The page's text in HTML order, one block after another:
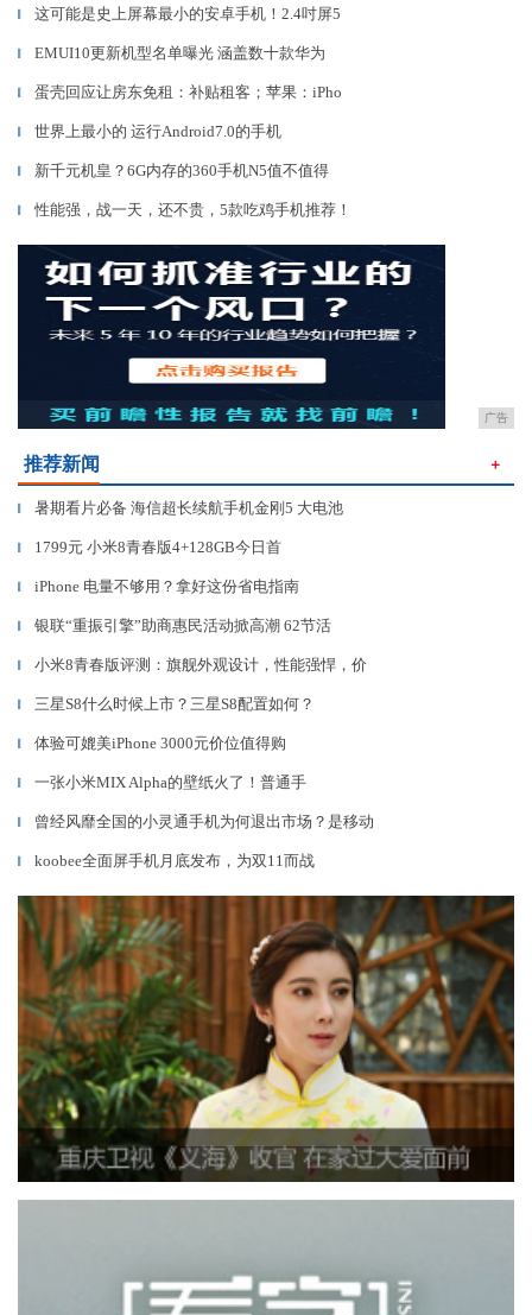
▎ 这可能是史上屏幕最小的安卓手机！2.4吋屏5
▎ EMUI10更新机型名单曝光 涵盖数十款华为
▎ 蛋壳回应让房东免租：补贴租客；苹果：iPho
▎ 世界上最小的 运行Android7.0的手机
▎ 新千元机皇？6G内存的360手机N5值不值得
▎ 性能强，战一天，还不贵，5款吃鸡手机推荐！
广告
推荐新闻 ＋
▎ 暑期看片必备 海信超长续航手机金刚5 大电池
▎ 1799元 小米8青春版4+128GB今日首
▎ iPhone 电量不够用？拿好这份省电指南
▎ 银联“重振引擎”助商惠民活动掀高潮 62节活
▎ 小米8青春版评测：旗舰外观设计，性能强悍，价
▎ 三星S8什么时候上市？三星S8配置如何？
▎ 体验可媲美iPhone 3000元价位值得购
▎ 一张小米MIX Alpha的壁纸火了！普通手
▎ 曾经风靡全国的小灵通手机为何退出市场？是移动
▎ koobee全面屏手机月底发布，为双11而战